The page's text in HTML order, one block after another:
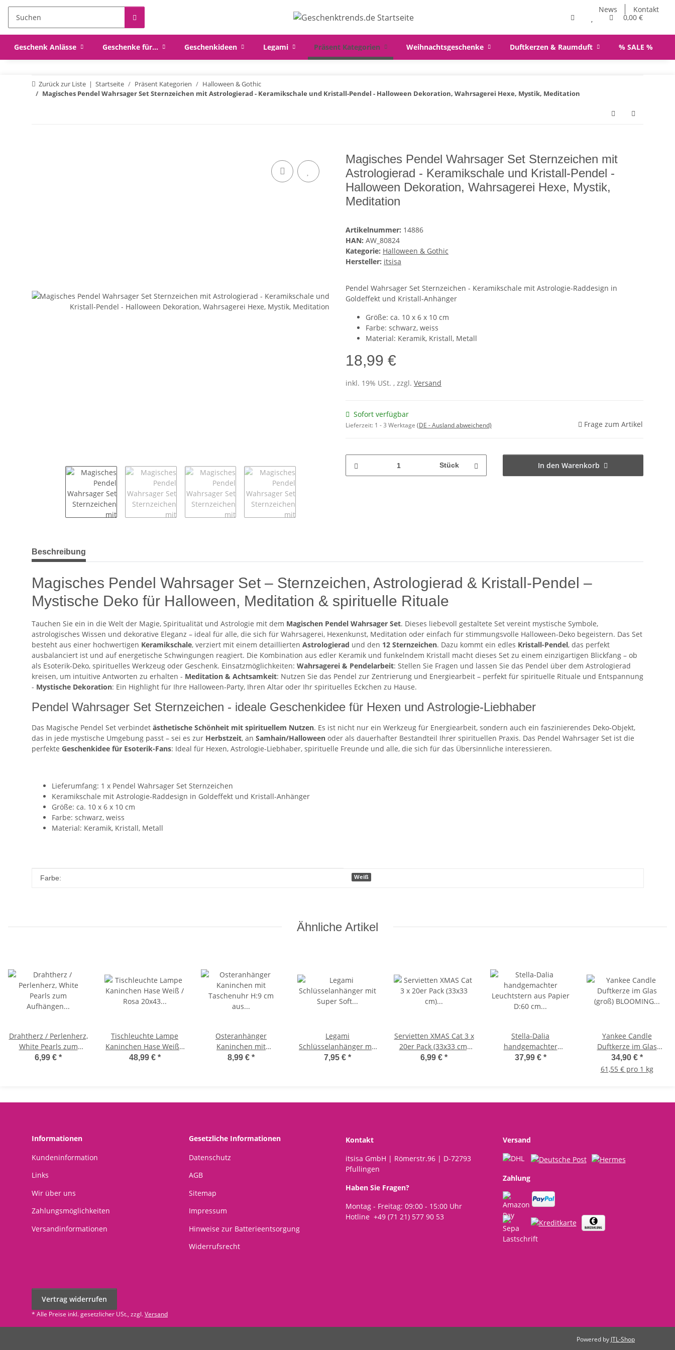
News
Kontakt
0,00 €
Geschenk Anlässe Geschenke für... Geschenkideen Legami Präsent Kategorien Weihnachtsgeschenke Duftkerzen & Raumduft % SALE %
Zurück zur Liste Startseite Präsent Kategorien
Halloween & Gothic
Magisches Pendel Wahrsager Set Sternzeichen mit Astrologierad - Keramikschale und Kristall-Pendel - Halloween Dekoration, Wahrsagerei Hexe, Mystik, Meditation
Magisches Pendel Wahrsager Set Sternzeichen mit
Astrologierad - Keramikschale und Kristall-Pendel -
Halloween Dekoration, Wahrsagerei Hexe, Mystik,
Meditation
Artikelnummer: 14886
HAN: AW_80824
Kategorie: Halloween & Gothic
Hersteller: itsisa
Pendel Wahrsager Set Sternzeichen - Keramikschale mit Astrologie-Raddesign in
Goldeffekt und Kristall-Anhänger
Größe: ca. 10 x 6 x 10 cm
Farbe: schwarz, weiss
Material: Keramik, Kristall, Metall
18,99 €
inkl. 19% USt. , zzgl. Versand
Sofort verfügbar
Lieferzeit: 1 - 3 Werktage (DE - Ausland abweichend) Frage zum Artikel
Stück In den Warenkorb
weitere Registerkarten anzeigen
Beschreibung
Magisches Pendel Wahrsager Set – Sternzeichen, Astrologierad & Kristall-Pendel –
Mystische Deko für Halloween, Meditation & spirituelle Rituale
Tauchen Sie ein in die Welt der Magie, Spiritualität und Astrologie mit dem Magischen Pendel Wahrsager Set. Dieses liebevoll gestaltete Set vereint mystische Symbole,
astrologisches Wissen und dekorative Eleganz – ideal für alle, die sich für Wahrsagerei, Hexenkunst, Meditation oder einfach für stimmungsvolle Halloween-Deko begeistern. Das Set
besteht aus einer hochwertigen Keramikschale, verziert mit einem detaillierten Astrologierad und den 12 Sternzeichen. Dazu kommt ein edles Kristall-Pendel, das perfekt
ausbalanciert ist und auf energetische Schwingungen reagiert. Die Kombination aus edler Keramik und funkelndem Kristall macht dieses Set zu einem einzigartigen Blickfang – ob
als Esoterik-Deko, spirituelles Werkzeug oder Geschenk. Einsatzmöglichkeiten: Wahrsagerei & Pendelarbeit: Stellen Sie Fragen und lassen Sie das Pendel über dem Astrologierad
kreisen, um intuitive Antworten zu erhalten - Meditation & Achtsamkeit: Nutzen Sie das Pendel zur Zentrierung und Energiearbeit – perfekt für spirituelle Rituale und Entspannung
- Mystische Dekoration: Ein Highlight für Ihre Halloween-Party, Ihren Altar oder Ihr spirituelles Eckchen zu Hause.
Pendel Wahrsager Set Sternzeichen - ideale Geschenkidee für Hexen und Astrologie-Liebhaber
Das Magische Pendel Set verbindet ästhetische Schönheit mit spirituellem Nutzen. Es ist nicht nur ein Werkzeug für Energiearbeit, sondern auch ein faszinierendes Deko-Objekt,
das in jede mystische Umgebung passt – sei es zur Herbstzeit, an Samhain/Halloween oder als dauerhafter Bestandteil Ihrer spirituellen Praxis. Das Pendel Wahrsager Set ist die
perfekte Geschenkidee für Esoterik-Fans: Ideal für Hexen, Astrologie-Liebhaber, spirituelle Freunde und alle, die sich für das Übersinnliche interessieren.
Lieferumfang: 1 x Pendel Wahrsager Set Sternzeichen
Keramikschale mit Astrologie-Raddesign in Goldeffekt und Kristall-Anhänger
Größe: ca. 10 x 6 x 10 cm
Farbe: schwarz, weiss
Material: Keramik, Kristall, Metall
Produkteigenschaft
Wert
Farbe: Weiß
Ähnliche Artikel
Drahtherz / Perlenherz,
White Pearls zum
Aufhängen 11 x 11 cm -
6,99 € *
Tischleuchte Lampe
Kaninchen Hase Weiß /
Rosa 20x43 cm -
48,99 € *
Osteranhänger
Kaninchen mit
Taschenuhr H:9 cm aus
8,99 € *
Legami
Schlüsselanhänger mit
Super Soft Plüschtier
7,95 € *
Servietten XMAS Cat 3 x
20er Pack (33x33 cm)
"Weihnachten kann
6,99 € *
Stella-Dalia
handgemachter
Leuchtstern aus Papier
37,99 € *
Yankee Candle
Duftkerze im Glas
(groß) BLOOMING LOVE
- Sommerkollektion -
34,90 € *
61,55 € pro 1 kg
Informationen
Kundeninformation
Links
Wir über uns
Zahlungsmöglichkeiten
Versandinformationen
Gesetzliche Informationen
Datenschutz
AGB
Sitemap
Impressum
Hinweise zur Batterieentsorgung
Widerrufsrecht
Kontakt
itsisa GmbH | Römerstr.96 | D-72793
Pfullingen
Haben Sie Fragen?
Montag - Freitag: 09:00 - 15:00 Uhr
Hotline +49 (71 21) 577 90 53
Versand
Zahlung
Vertrag widerrufen
* Alle Preise inkl. gesetzlicher USt., zzgl.Versand
Powered by JTL-Shop